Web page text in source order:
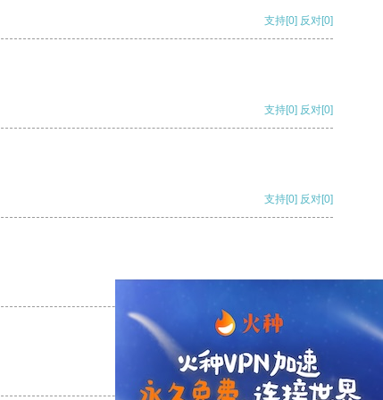
支持[0] 反对[0]
支持[0] 反对[0]
支持[0] 反对[0]
支持 [0] 反对 [0]